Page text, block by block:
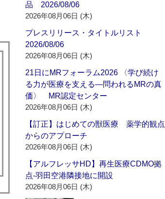
品 2026/08/06
2026年08月06日 (木)
プレスリリース・タイトルリスト
2026/08/06
2026年08月06日 (木)
21日にMRフォーラム2026 〈学び続け
る力が医療を支える―問われるMRの真
価〉 MR認定センター
2026年08月06日 (木)
【訂正】はじめての獣医療 薬学的観点
からのアプローチ
2026年08月06日 (木)
【アルフレッサHD】再生医療CDMO拠
点‐羽田空港隣接地に開設
2026年08月06日 (木)